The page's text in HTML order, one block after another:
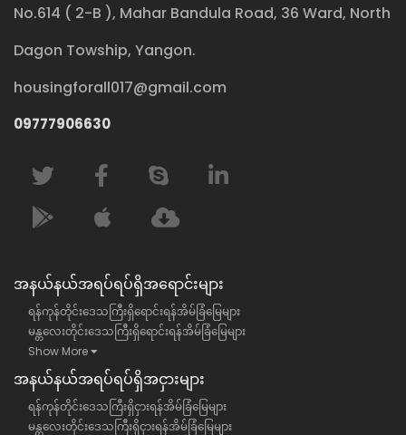
No.614 ( 2-B ), Mahar Bandula Road, 36 Ward, North
Dagon Towship, Yangon.
housingforall017@gmail.com
09777906630
အနယ်နယ်အရပ်ရပ်ရှိအရောင်းများ
ရန်ကုန်တိုင်းဒေသကြီးရှိရောင်းရန်အိမ်ခြံမြေများ
မန္တလေးတိုင်းဒေသကြီးရှိရောင်းရန်အိမ်ခြံမြေများ
Show More
အနယ်နယ်အရပ်ရပ်ရှိအငှားများ
ရန်ကုန်တိုင်းဒေသကြီးရှိငှားရန်အိမ်ခြံမြေများ
မန္တလေးတိုင်းဒေသကြီးရှိငှားရန်အိမ်ခြံမြေများ